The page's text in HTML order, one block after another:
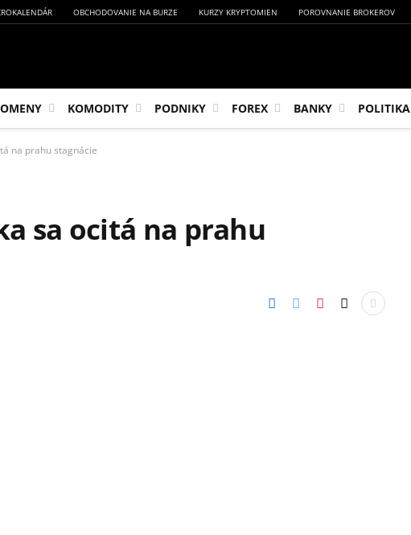
OBCHODOVANIE NA BURZE KURZY KRYPTOMIEN POROVNANIE BROKEROV
KOMODITY PODNIKY FOREX BANKY POLITIKA
na prahu stagnácie
sa ocitá na prahu